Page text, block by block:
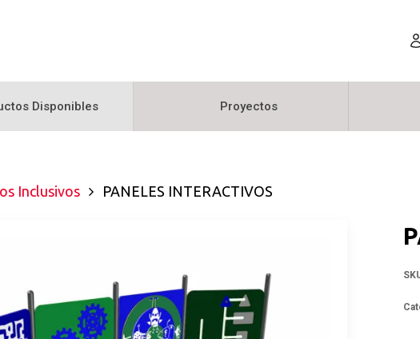
Disponibles Proyectos
Inclusivos PANELES INTERACTIVOS